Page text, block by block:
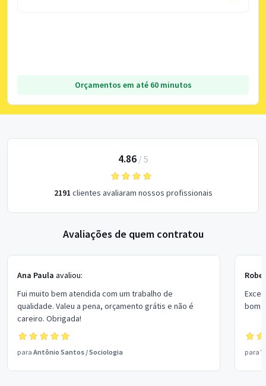
Orçamentos em até 60 minutos
4.86/ 5
2191 clientes avaliaram nossos profissionais
Avaliações de quem contratou
Ana Paula avaliou:
Fui muito bem atendida com um trabalho de
qualidade. Valeu a pena, orçamento grátis e não é
careiro. Obrigada!
para Antônio Santos /Sociologia
bom
para